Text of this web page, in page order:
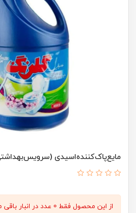
مایع‌پاک‌کننده‌اسیدی‌ (سرویس‌بهداشتی)
از این محصول فقط 0 عدد در